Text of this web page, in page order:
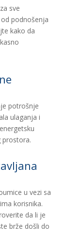
sve
podnošenja
kako da
potrošnje
ulaganja i
prostora.
u vezi sa
korisnika.
da li je
brže došli do